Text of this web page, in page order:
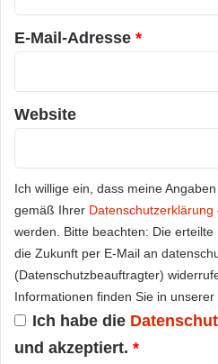
*
E-Mail-Adresse *
Website
Ich willige ein, dass meine
gemäß Ihrer Datenschutzerklärung
werden. Bitte beachten: Die
die Zukunft per E-Mail an
(Datenschutzbeauftragter)
Informationen finden Sie in unserer
Ich habe die
und akzeptiert. *